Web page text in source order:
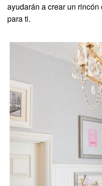
ayudarán a crear un
para ti.